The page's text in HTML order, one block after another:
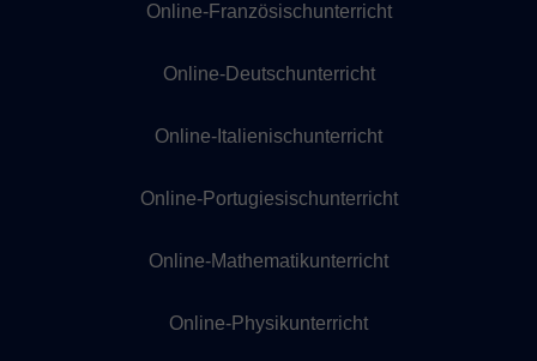
Online-Französischunterricht
Online-Deutschunterricht
Online-Italienischunterricht
Online-Portugiesischunterricht
Online-Mathematikunterricht
Online-Physikunterricht